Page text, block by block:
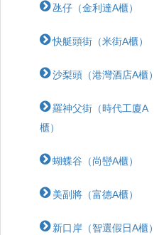
氹仔（金利達A櫃）
快艇頭街（米街A櫃）
沙梨頭（港灣酒店A櫃）
羅神父街（時代工廈A
櫃）
蝴蝶⾕（尚巒A櫃）
美副將（富德A櫃）
新口岸（智選假日A櫃）